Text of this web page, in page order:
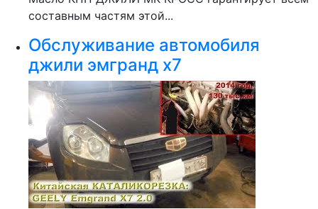
составным частям этой...
Обслуживание автомобиля
джили эмгранд х7